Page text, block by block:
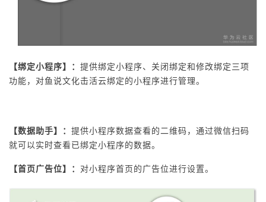
【绑定小程序】： 提供绑定小程序、关闭绑定和修改绑定三项
功能，对鱼说文化击活云绑定的小程序进行管理。
【数据助手】： 提供小程序数据查看的二维码，通过微信扫码
就可以实时查看已绑定小程序的数据。
【首页广告位】： 对小程序首页的广告位进行设置。